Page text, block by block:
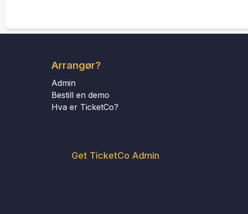
Arrangør?
Admin
Bestill en demo
Hva er TicketCo?
Get TicketCo Admin